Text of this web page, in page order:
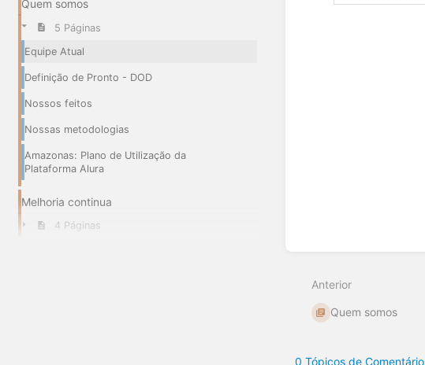
Quem somos
5 Páginas
Equipe Atual
Definição de Pronto - DOD
Nossos feitos
Nossas metodologias
Amazonas: Plano de Utilização da
Plataforma Alura
Melhoria continua
4 Páginas
Anterior
Quem somos
0 Tópicos de